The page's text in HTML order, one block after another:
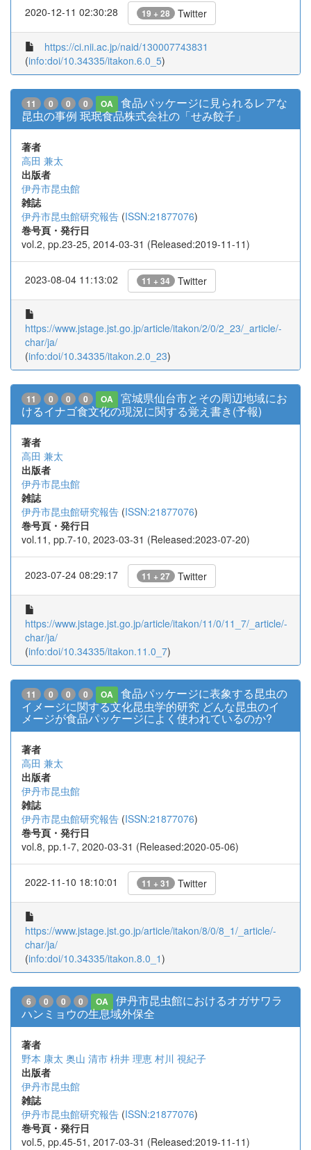
2020-12-11 02:30:28 19 + 28 Twitter
https://ci.nii.ac.jp/naid/130007743831
(info:doi/10.34335/itakon.6.0_5)
11 0 0 0 OA
食品パッケージに見られるレアな
昆虫の事例 珉珉食品株式会社の「せみ餃子」
著者
高田 兼太
出版者
伊丹市昆虫館
雑誌
伊丹市昆虫館研究報告 (ISSN:21877076)
巻号頁・発行日
vol.2, pp.23-25, 2014-03-31 (Released:2019-11-11)
2023-08-04 11:13:02 11 + 34 Twitter
https://www.jstage.jst.go.jp/article/itakon/2/0/2_23/_article/-
char/ja/
(info:doi/10.34335/itakon.2.0_23)
11 0 0 0 OA
宮城県仙台市とその周辺地域にお
けるイナゴ食文化の現況に関する覚え書き(予報)
著者
高田 兼太
出版者
伊丹市昆虫館
雑誌
伊丹市昆虫館研究報告 (ISSN:21877076)
巻号頁・発行日
vol.11, pp.7-10, 2023-03-31 (Released:2023-07-20)
2023-07-24 08:29:17 11 + 27 Twitter
https://www.jstage.jst.go.jp/article/itakon/11/0/11_7/_article/-
char/ja/
(info:doi/10.34335/itakon.11.0_7)
11 0 0 0 OA
食品パッケージに表象する昆虫の
イメージに関する文化昆虫学的研究 どんな昆虫のイ
メージが食品パッケージによく使われているのか?
著者
高田 兼太
出版者
伊丹市昆虫館
雑誌
伊丹市昆虫館研究報告 (ISSN:21877076)
巻号頁・発行日
vol.8, pp.1-7, 2020-03-31 (Released:2020-05-06)
2022-11-10 18:10:01 11 + 31 Twitter
https://www.jstage.jst.go.jp/article/itakon/8/0/8_1/_article/-
char/ja/
(info:doi/10.34335/itakon.8.0_1)
6 0 0 0 OA
伊丹市昆虫館におけるオガサワラ
ハンミョウの生息域外保全
著者
野本 康太 奥山 清市 枡井 理恵 村川 視紀子
出版者
伊丹市昆虫館
雑誌
伊丹市昆虫館研究報告 (ISSN:21877076)
巻号頁・発行日
vol.5, pp.45-51, 2017-03-31 (Released:2019-11-11)